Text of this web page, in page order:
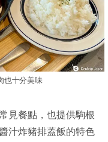
也十分美味
見餐點，也提供駒根
汁炸豬排蓋飯的特色